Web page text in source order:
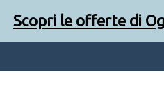
Scopri le offerte di